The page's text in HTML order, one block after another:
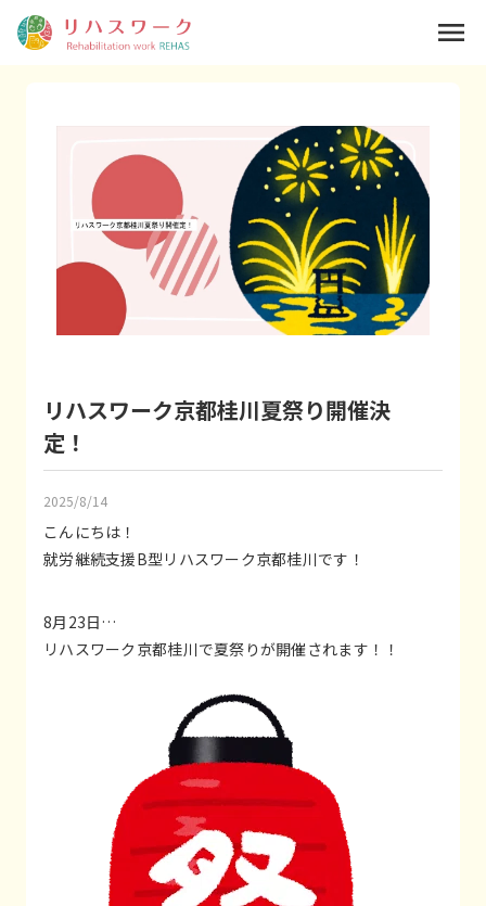
リハスワーク京都桂川夏祭り開催決
定！
2025/8/14
こんにちは！
就労継続支援B型リハスワーク京都桂川です！
8月23日…
リハスワーク京都桂川で夏祭りが開催されます！！
menu